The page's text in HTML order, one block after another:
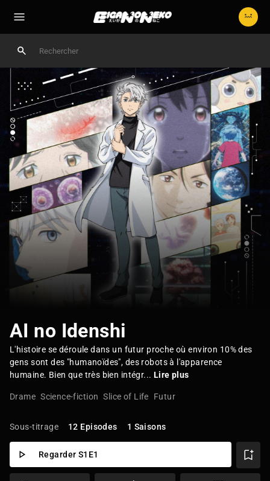
AI no Idenshi
L'histoire se déroule dans un futur proche où environ 10% des
gens sont des "humanoïdes", des robots à l'apparence
humaine. Bien que très bien intégr... Lire plus
Drame Science-fiction Slice of Life Futur
Sous-titrage 12 Episodes 1 Saisons
Regarder S1E1